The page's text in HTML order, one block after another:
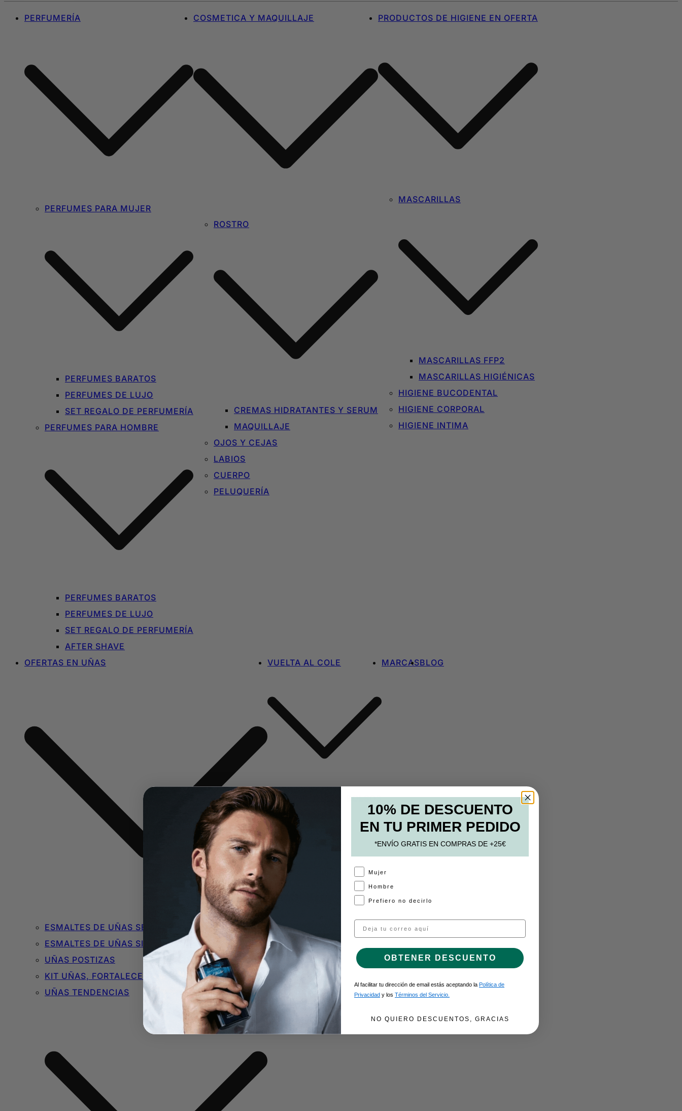
PERFUMERÍA
PERFUMES PARA MUJER
PERFUMES BARATOS
PERFUMES DE LUJO
SET REGALO DE PERFUMERÍA
PERFUMES PARA HOMBRE
PERFUMES BARATOS
PERFUMES DE LUJO
SET REGALO DE PERFUMERÍA
AFTER SHAVE
COSMETICA Y MAQUILLAJE
ROSTRO
CREMAS HIDRATANTES Y SERUM
MAQUILLAJE
OJOS Y CEJAS
LABIOS
CUERPO
PELUQUERÍA
PRODUCTOS DE HIGIENE EN OFERTA
MASCARILLAS
MASCARILLAS FFP2
MASCARILLAS HIGIÉNICAS
HIGIENE BUCODENTAL
HIGIENE CORPORAL
HIGIENE INTIMA
OFERTAS EN UÑAS
ESMALTES DE UÑAS SEMIPERMANENTES O DE GEL
ESMALTES DE UÑAS SIN TÓXICOS
UÑAS POSTIZAS
KIT UÑAS, FORTALECEDORES Y BÁSICOS
UÑAS TENDENCIAS
VUELTA AL COLE
MOCHILAS Y BOLSOS
ESTUCHES
PAPELERÍA
ACCESORIOS
MARCASBLOG
10% DE DESCUENTO
EN TU PRIMER PEDIDO
*ENVÍO GRATIS EN COMPRAS DE +25€
A Mujer
Hombre
Prefiero no decirlo
Email
OBTENER DESCUENTO
Al facilitar tu dirección de email estás aceptando la Política de
Privacidad y los Términos del Servicio.
NO QUIERO DESCUENTOS, GRACIAS